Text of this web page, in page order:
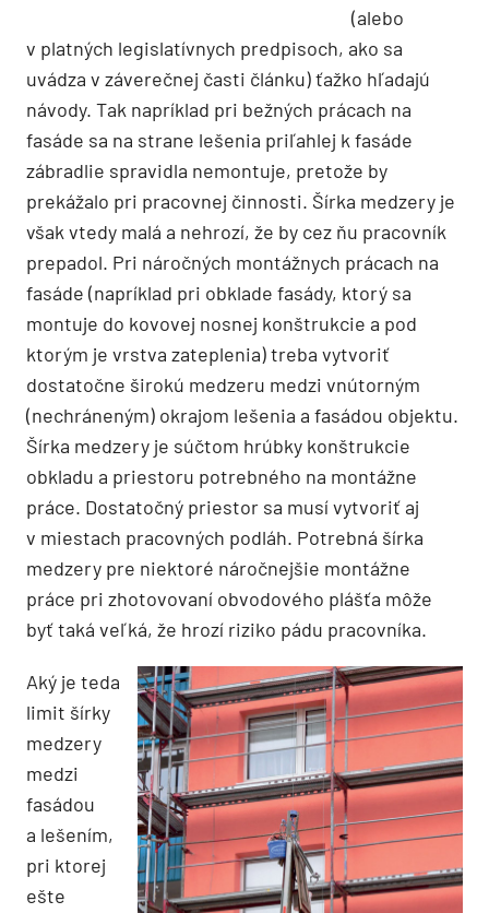
(alebo
v platných legislatívnych predpisoch, ako sa
uvádza v záverečnej časti článku) ťažko hľadajú
návody. Tak napríklad pri bežných prácach na
fasáde sa na strane lešenia priľahlej k fasáde
zábradlie spravidla nemontuje, pretože by
prekážalo pri pracovnej činnosti. Šírka medzery je
však vtedy malá a nehrozí, že by cez ňu pracovník
prepadol. Pri náročných montážnych prácach na
fasáde (napríklad pri obklade fasády, ktorý sa
montuje do kovovej nosnej konštrukcie a pod
ktorým je vrstva zateplenia) treba vytvoriť
dostatočne širokú medzeru medzi vnútorným
(nechráneným) okrajom lešenia a fasádou objektu.
Šírka medzery je súčtom hrúbky konštrukcie
obkladu a priestoru potrebného na montážne
práce. Dostatočný priestor sa musí vytvoriť aj
v miestach pracovných podláh. Potrebná šírka
medzery pre niektoré náročnejšie montážne
práce pri zhotovovaní obvodového plášťa môže
byť taká veľká, že hrozí riziko pádu pracovníka.
Aký je teda
limit šírky
medzery
medzi
fasádou
a lešením,
pri ktorej
ešte